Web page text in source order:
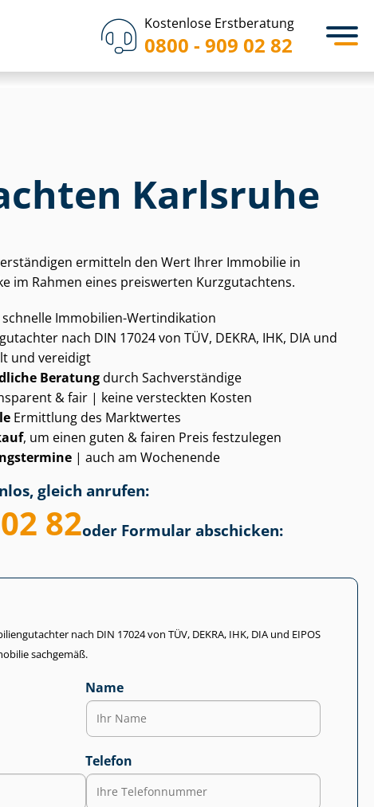
Kostenlose Erstberatung
0800 - 909 02 82
Karlsruhe
ermitteln den Wert Ihrer Immobilie in
im Rahmen eines preiswerten Kurzgutachtens.
Immobilien-Wertindikation
nach DIN 17024 von TÜV, DEKRA, IHK, DIA und
und vereidigt
Beratungdurch Sachverständige
& fair | keine versteckten Kosten
Ermittlung des Marktwertes
, um einen guten & fairen Preis festzulegen
| auch am Wochenende
gleich anrufen:
82oder Formular abschicken:
nach DIN 17024 von TÜV, DEKRA, IHK, DIA und EIPOS
sachgemäß.
Name
Telefon